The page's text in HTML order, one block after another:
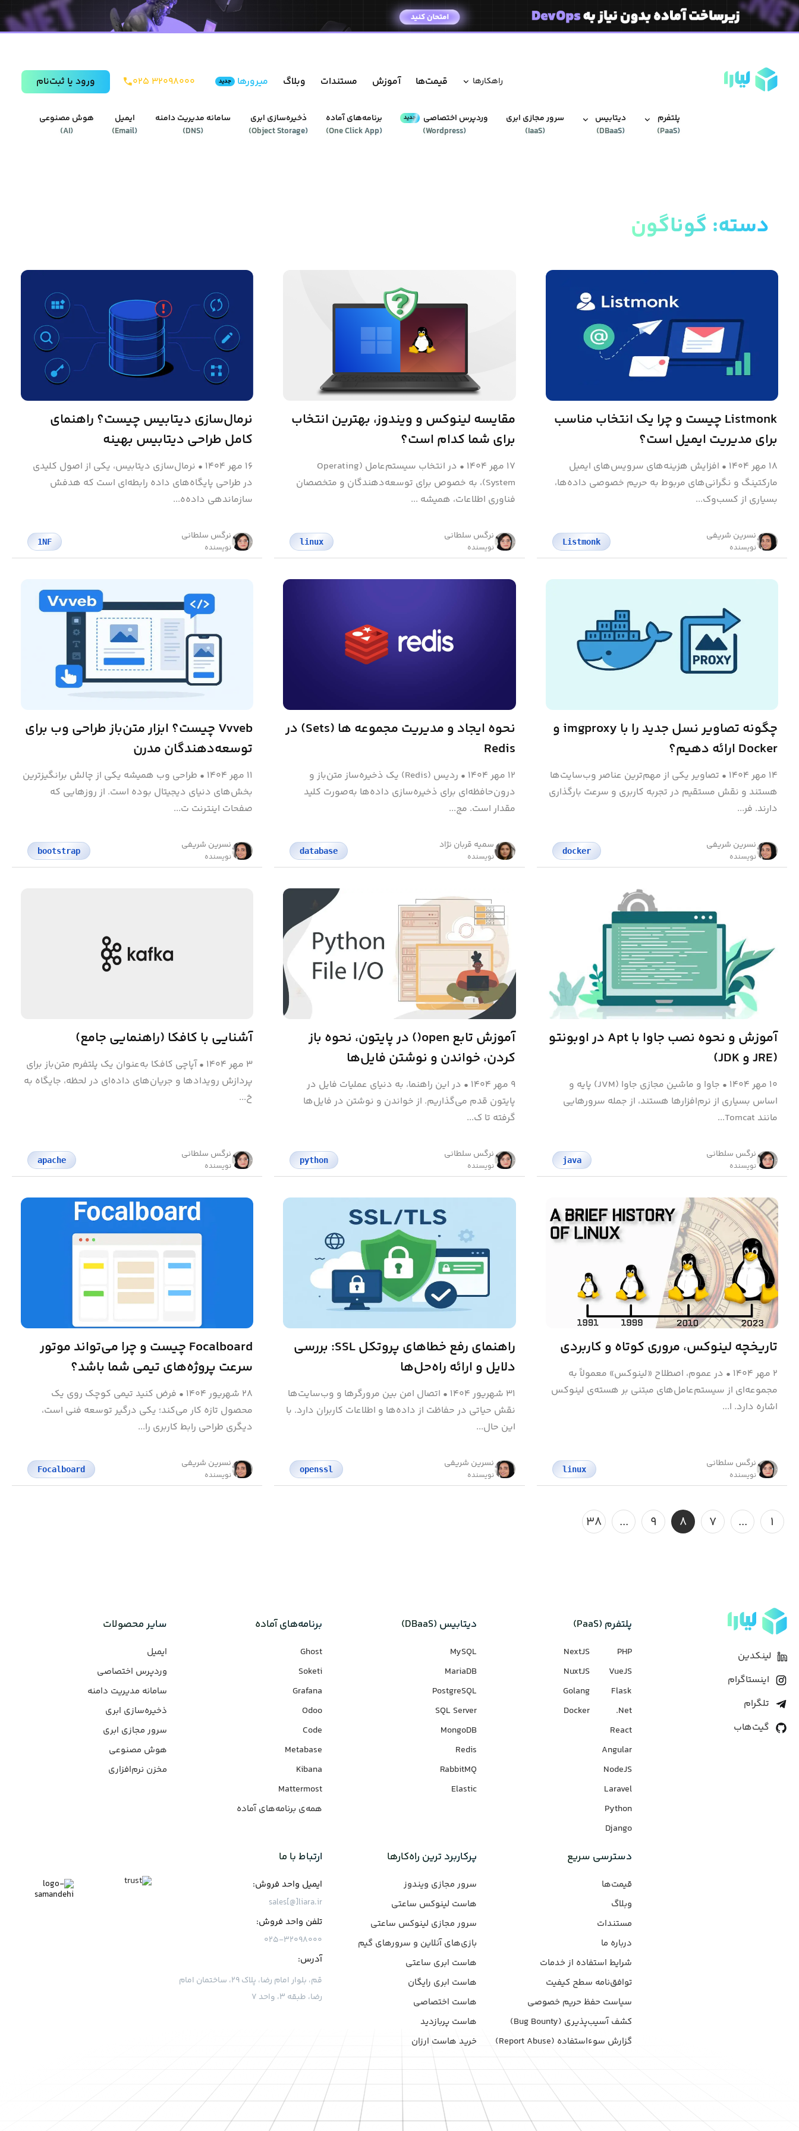
راهکار‌ها قیمت‌ها آموزش مستندات وبلاگ میرورها جدید ۰۲۵ ۳۲۰۹۸۰۰۰ ورود يا ثبت‌نام
هوش مصنوعی
(
AI
)
ایمیل
(
Email
)
سامانه مدیریت دامنه
(
DNS
)
ذخیره‌سازی ابری
(
Object Storage
)
برنامه‌های آماده
(
One Click App
)
وردپرس‌ اختصاصی جدید
(
Wordpress
)
سرور مجازی ابری
(
IaaS
)
دیتابیس‌
(
DBaaS
)
پلتفرم
(
PaaS
)
دسته: گوناگون
Listmonk چیست و چرا یک انتخاب مناسب
برای مدیریت ایمیل است؟
۱۸ مهر ۱۴۰۴ • افزایش هزینه‌های سرویس‌های ایمیل
مارکتینگ و نگرانی‌های مربوط به حریم خصوصی داده‌ها،
بسیاری از کسب‌وک...
نسرین شریفی
نویسنده
Listmonk
مقایسه لینوکس و ویندوز، بهترین انتخاب
برای شما کدام است؟
۱۷ مهر ۱۴۰۴ •
در انتخاب سیستم‌عامل (Operating
System)، به خصوص برای توسعه‌دهندگان و متخصصان
فناوری اطلاعات، همیشه ...
نرگس سلطانی
نویسنده
linux
نرمال‌سازی دیتابیس چیست؟ راهنمای
کامل طراحی دیتابیس بهینه
۱۶ مهر ۱۴۰۴ • نرمال‌سازی دیتابیس، یکی از اصول کلیدی
در طراحی پایگاه‌های داده رابطه‌ای است که هدفش
سازماندهی داده‌ه...
نرگس سلطانی
نویسنده
1NF
چگونه تصاویر نسل جدید را با imgproxy و
Docker ارائه دهیم؟
۱۴ مهر ۱۴۰۴ • تصاویر یکی از مهم‌ترین عناصر وب‌سایت‌ها
هستند و نقش مستقیم در تجربه کاربری و سرعت بارگذاری
دارند. فر...
نسرین شریفی
نویسنده
docker
نحوه ایجاد و مدیریت مجموعه ها (Sets) در
Redis
۱۲ مهر ۱۴۰۴ •
ردیس (Redis) یک ذخیره‌ساز متن‌باز و
درون‌حافظه‌ای برای ذخیره‌سازی داده‌ها به‌صورت کلید
مقدار است. مج...
سمیه قربان نژاد
نویسنده
database
Vvveb چیست؟ ابزار متن‌باز طراحی وب برای
توسعه‌دهندگان مدرن
۱۱ مهر ۱۴۰۴ • طراحی وب همیشه یکی از چالش برانگیزترین
بخش‌های دنیای دیجیتال بوده است. از روزهایی که
صفحات اینترنت ت...
نسرین شریفی
نویسنده
bootstrap
آموزش و نحوه نصب جاوا با Apt در اوبونتو
(JRE و JDK)
۱۰ مهر ۱۴۰۴ •
جاوا و ماشین مجازی جاوا (JVM) پایه و
اساس بسیاری از نرم‌افزارها هستند، از جمله سرورهایی
مانند Tomcat...
نرگس سلطانی
نویسنده
java
آموزش تابع open() در پایتون، نحوه باز
کردن، خواندن و نوشتن فایل‌ها
۹ مهر ۱۴۰۴ • در این راهنما، به دنیای عملیات فایل در
پایتون قدم می‌گذاریم. از خواندن و نوشتن در فایل‌ها
گرفته تا ک...
نرگس سلطانی
نویسنده
python
آشنایی با کافکا (راهنمایی جامع)
۳ مهر ۱۴۰۴ •آپاچی کافکا به‌عنوان یک پلتفرم متن‌باز برای
پردازش رویدادها و جریان‌های داده‌ای در لحظه، جایگاه به
خ...
نرگس سلطانی
نویسنده
apache
تاریخچه لینوکس، مروری کوتاه و کاربردی
۲ مهر ۱۴۰۴ • در عموم، اصطلاح «لینوکس» معمولاً به
مجموعه‌ای از سیستم‌عامل‌های مبتنی بر هسته‌ی لینوکس
اشاره دارد. ا...
نرگس سلطانی
نویسنده
linux
راهنمای رفع خطاهای پروتکل SSL: بررسی
دلایل و ارائه راه‌حل‌ها
۳۱ شهریور ۱۴۰۴ • اتصال امن بین مرورگرها و وب‌سایت‌ها
نقش حیاتی در حفاظت از داده‌ها و اطلاعات کاربران دارد. با
این حال...
نسرین شریفی
نویسنده
openssl
Focalboard چیست و چرا می‌تواند موتور
سرعت پروژه‌های تیمی شما باشد؟
۲۸ شهریور ۱۴۰۴ • فرض کنید تیمی کوچک روی یک
محصول تازه کار می‌کند؛ یکی درگیر توسعه فنی است،
دیگری طراحی رابط کاربری را...
نسرین شریفی
نویسنده
Focalboard
۱ ... ۷ ۸ ۹ ... ۳۸
لینکدین
اینستاگرام
تلگرام
گیت‌هاب
پلتفرم (PaaS)
PHP
VueJS
Flask
Net.
React
Angular
NodeJS
Laravel
Python
Django
NextJS
NuxtJS
Golang
Docker
دیتابیس‌ (DBaaS)
MySQL
MariaDB
PostgreSQL
SQL Server
MongoDB
Redis
RabbitMQ
Elastic
برنامه‌های‌ آماده
Ghost
Soketi
Grafana
Odoo
Code
Metabase
Kibana
Mattermost
همه‌ی برنامه‌های آماده
سایر محصولات
ایمیل
وردپرس‌ اختصاصی
سامانه مدیریت دامنه
ذخیره‌سازی ابری
سرور مجازی ابری
هوش مصنوعی
مخزن نرم‌افزاری
دسترسی سریع
قیمت‌ها
وبلاگ
مستندات
درباره ما
شرایط استفاده از خدمات
توافق‌نامه سطح کیفیت
سیاست حفظ حریم خصوصی
کشف آسیب‌پذیری (Bug Bounty)
گزارش سوءاستفاده (Report Abuse)
پرکاربرد ترین راه‌کارها
سرور مجازی ویندوز
هاست لینوکس ساعتی
سرور مجازی لینوکس ساعتی
بازی‌های آنلاین و سرورهای گیم
هاست ابری ساعتی
هاست ابری رایگان
هاست اختصاصی
هاست پربازدید
خرید هاست ارزان
ارتباط با ما
ایمیل واحد فروش:
sales[@]liara.ir
تلفن واحد فروش:
۰۲۵-۳۲۰۹۸۰۰۰
آدرس:
قم، بلوار امام رضا، پلاک ۲۹، ساختمان امام
رضا، طبقه ۳، واحد ۷